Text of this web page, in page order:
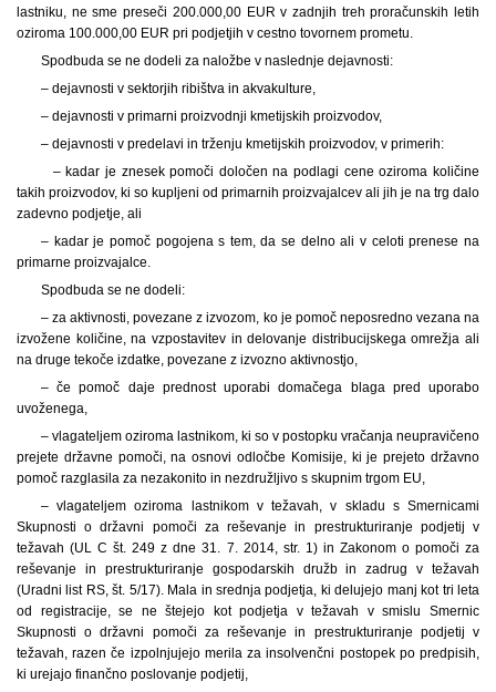
lastniku, ne sme preseči 200.000,00 EUR v zadnjih treh proračunskih letih
oziroma 100.000,00 EUR pri podjetjih v cestno tovornem prometu.
Spodbuda se ne dodeli za naložbe v naslednje dejavnosti:
– dejavnosti v sektorjih ribištva in akvakulture,
– dejavnosti v primarni proizvodnji kmetijskih proizvodov,
– dejavnosti v predelavi in trženju kmetijskih proizvodov, v primerih:
– kadar je znesek pomoči določen na podlagi cene oziroma količine
takih proizvodov, ki so kupljeni od primarnih proizvajalcev ali jih je na trg dalo
zadevno podjetje, ali
– kadar je pomoč pogojena s tem, da se delno ali v celoti prenese na
primarne proizvajalce.
Spodbuda se ne dodeli:
– za aktivnosti, povezane z izvozom, ko je pomoč neposredno vezana na
izvožene količine, na vzpostavitev in delovanje distribucijskega omrežja ali
na druge tekoče izdatke, povezane z izvozno aktivnostjo,
– če pomoč daje prednost uporabi domačega blaga pred uporabo
uvoženega,
– vlagateljem oziroma lastnikom, ki so v postopku vračanja neupravičeno
prejete državne pomoči, na osnovi odločbe Komisije, ki je prejeto državno
pomoč razglasila za nezakonito in nezdružljivo s skupnim trgom EU,
– vlagateljem oziroma lastnikom v težavah, v skladu s Smernicami
Skupnosti o državni pomoči za reševanje in prestrukturiranje podjetij v
težavah (UL C št. 249 z dne 31. 7. 2014, str. 1) in Zakonom o pomoči za
reševanje in prestrukturiranje gospodarskih družb in zadrug v težavah
(Uradni list RS, št. 5/17). Mala in srednja podjetja, ki delujejo manj kot tri leta
od registracije, se ne štejejo kot podjetja v težavah v smislu Smernic
Skupnosti o državni pomoči za reševanje in prestrukturiranje podjetij v
težavah, razen če izpolnjujejo merila za insolvenčni postopek po predpisih,
ki urejajo finančno poslovanje podjetij,